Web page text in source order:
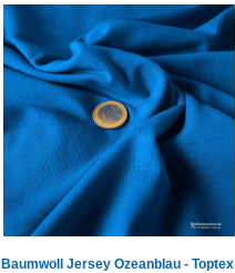
Baumwoll Jersey Ozeanblau - Toptex